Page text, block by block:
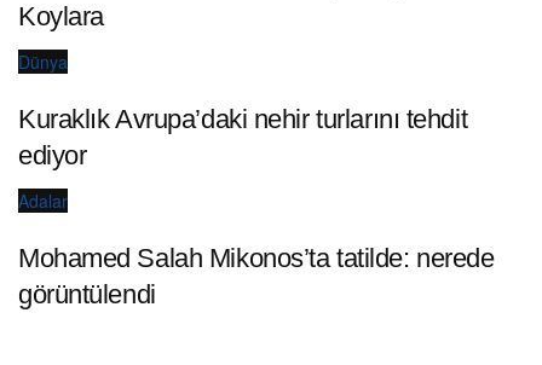
Koylara
Dünya
Kuraklık Avrupa’daki nehir turlarını tehdit
ediyor
Adalar
Mohamed Salah Mikonos’ta tatilde: nerede
görüntülendi